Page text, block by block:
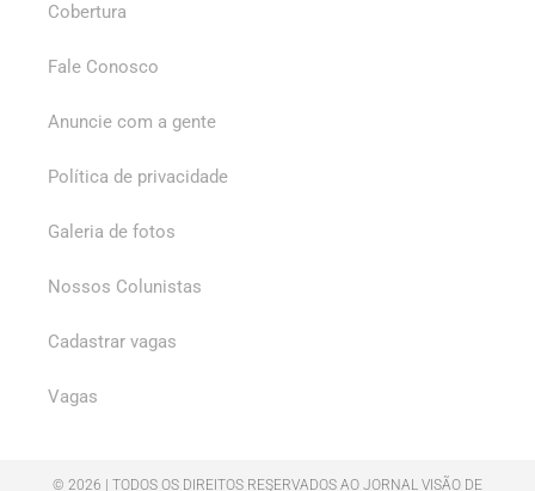
Cobertura
Fale Conosco
Anuncie com a gente
Política de privacidade
Galeria de fotos
Nossos Colunistas
Cadastrar vagas
Vagas
© 2026 | TODOS OS DIREITOS RESERVADOS AO JORNAL VISÃO DE